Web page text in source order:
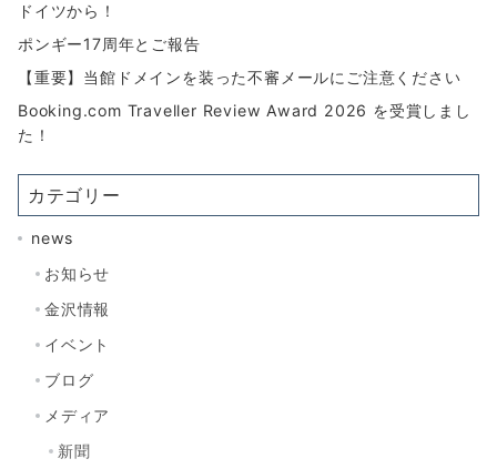
ドイツから！
ポンギー17周年とご報告
【重要】当館ドメインを装った不審メールにご注意ください
Booking.com Traveller Review Award 2026 を受賞しまし
た！
カテゴリー
news
お知らせ
金沢情報
イベント
ブログ
メディア
新聞